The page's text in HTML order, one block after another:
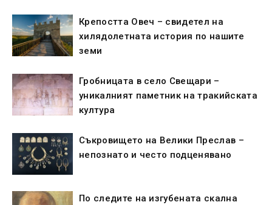
Крепостта Овеч – свидетел на
хилядолетната история по нашите
земи
Гробницата в село Свещари –
уникалният паметник на тракийската
култура
Съкровището на Велики Преслав –
непознато и често подценявано
По следите на изгубената скална